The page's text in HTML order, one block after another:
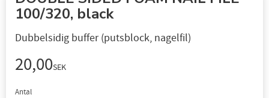
100/320, black
Dubbelsidig buffer (putsblock, nagelfil)
20,00SEK
Antal